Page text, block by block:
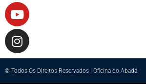
© Todos Os Direitos Reservados | Oficina do Abadá